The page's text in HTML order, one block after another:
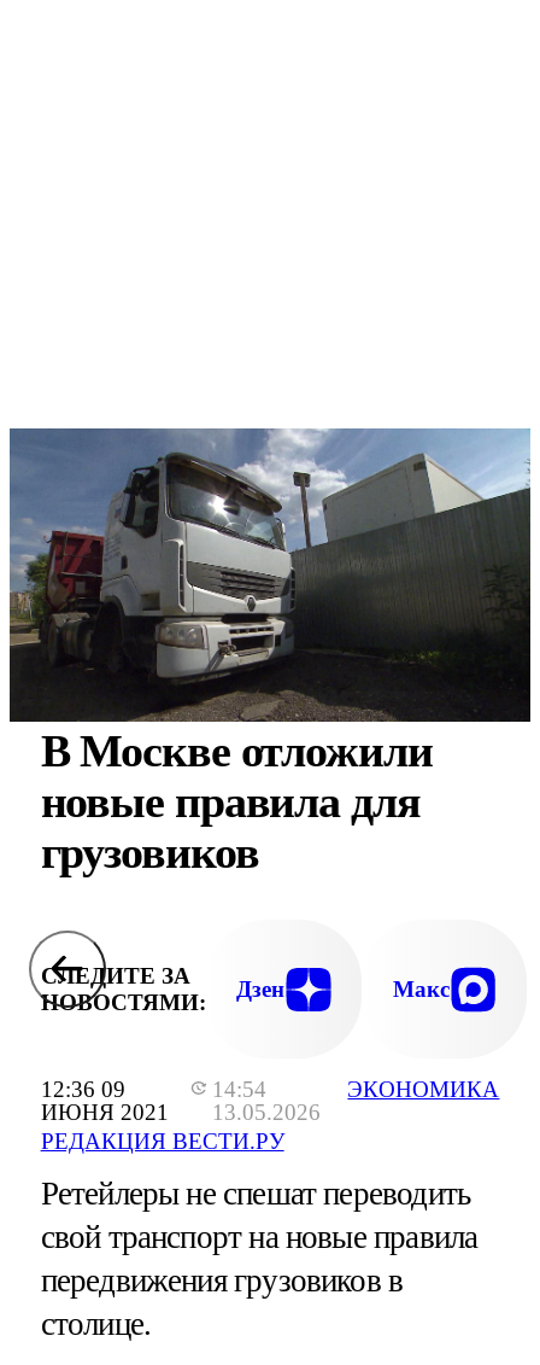
12:36 09
ИЮНЯ 2021
14:54
13.05.2026
РЕДАКЦИЯ ВЕСТИ.РУ
ЭКОНОМИКА
В Москве отложили
новые правила для
грузовиков
СЛЕДИТЕ ЗА
НОВОСТЯМИ:
Дзен Макс
Ретейлеры не спешат переводить
свой транспорт на новые правила
передвижения грузовиков в
столице.